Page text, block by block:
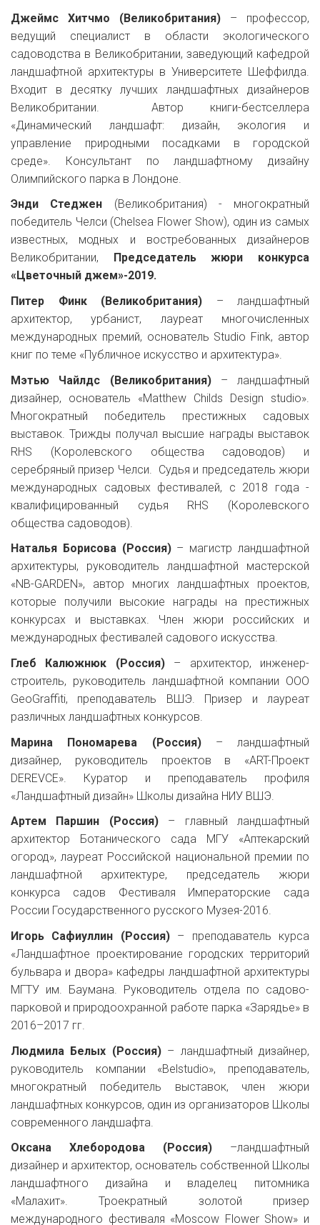
Джеймс Хитчмо (Великобритания) – профессор,
ведущий специалист в области экологического
садоводства в Великобритании, заведующий кафедрой
ландшафтной архитектуры в Университете Шеффилда.
Входит в десятку лучших ландшафтных дизайнеров
Великобритании. Автор книги-бестселлера
«Динамический ландшафт: дизайн, экология и
управление природными посадками в городской
среде». Консультант по ландшафтному дизайну
Олимпийского парка в Лондоне.
Энди Стеджен (Великобритания) - многократный
победитель Челси (Chelsea Flower Show), один из самых
известных, модных и востребованных дизайнеров
Великобритании,
Председатель жюри конкурса
«Цветочный джем»-2019.
Питер Финк (Великобритания) – ландшафтный
архитектор, урбанист, лауреат многочисленных
международных премий, основатель Studio Fink, автор
книг по теме «Публичное искусство и архитектура».
Мэтью Чайлдс (Великобритания)– ландшафтный
дизайнер, основатель «Matthew Childs Design studio».
Многократный победитель престижных садовых
выставок. Трижды получал высшие награды выставок
RHS (Королевского общества садоводов) и
серебряный призер Челси. Судья и председатель жюри
международных садовых фестивалей, с 2018 года -
квалифицированный судья RHS (Королевского
общества садоводов).
Наталья Борисова (Россия)– магистр ландшафтной
архитектуры, руководитель ландшафтной мастерской
«NB-GARDEN», автор многих ландшафтных проектов,
которые получили высокие награды на престижных
конкурсах и выставках. Член жюри российских и
международных фестивалей садового искусства.
Глеб Калюжнюк (Россия)– архитектор, инженер-
строитель, руководитель ландшафтной компании ООО
GeoGraffiti, преподаватель ВШЭ. Призер и лауреат
различных ландшафтных конкурсов. ​
Марина Пономарева (Россия)– ландшафтный
дизайнер, руководитель проектов в «ART-Проект
DEREVCE». Куратор и преподаватель профиля
«Ландшафтный дизайн» Школы дизайна НИУ ВШЭ.
Артем Паршин (Россия) – главный ландшафтный
архитектор Ботанического сада МГУ «Аптекарский
огород», лауреат Российской национальной премии по
ландшафтной архитектуре, председатель жюри
конкурса садов Фестиваля Императорские сада
России Государственного русского Музея-2016.
Игорь Сафиуллин (Россия)– преподаватель курса
«Ландшафтное проектирование городских территорий
бульвара и двора» кафедры ландшафтной архитектуры
МГТУ им. Баумана. Руководитель отдела по садово-
парковой и природоохранной работе парка «Зарядье» в
2016–2017 гг.
Людмила Белых (Россия) – ландшафтный дизайнер,
руководитель компании «Belstudio», преподаватель,
многократный победитель выставок, член жюри
ландшафтных конкурсов, один из организаторов Школы
современного ландшафта.
Оксана Хлебородова (Россия) –ландшафтный
дизайнер и архитектор, основатель собственной Школы
ландшафтного дизайна и владелец питомника
«Малахит». Троекратный золотой призер
международного фестиваля «Moscow Flower Show» и